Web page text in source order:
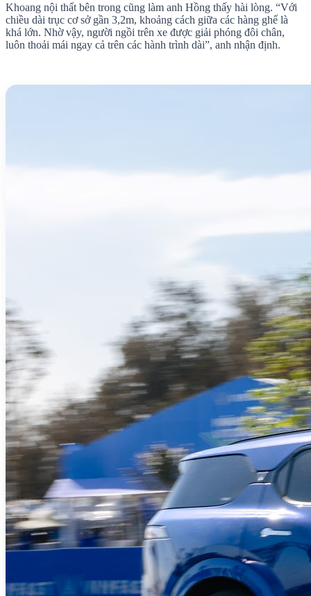
Khoang nội thất bên trong cũng làm anh Hồng thấy hài lòng. “Với
chiều dài trục cơ sở gần 3,2m, khoảng cách giữa các hàng ghế là
khá lớn. Nhờ vậy, người ngồi trên xe được giải phóng đôi chân,
luôn thoải mái ngay cả trên các hành trình dài”, anh nhận định.